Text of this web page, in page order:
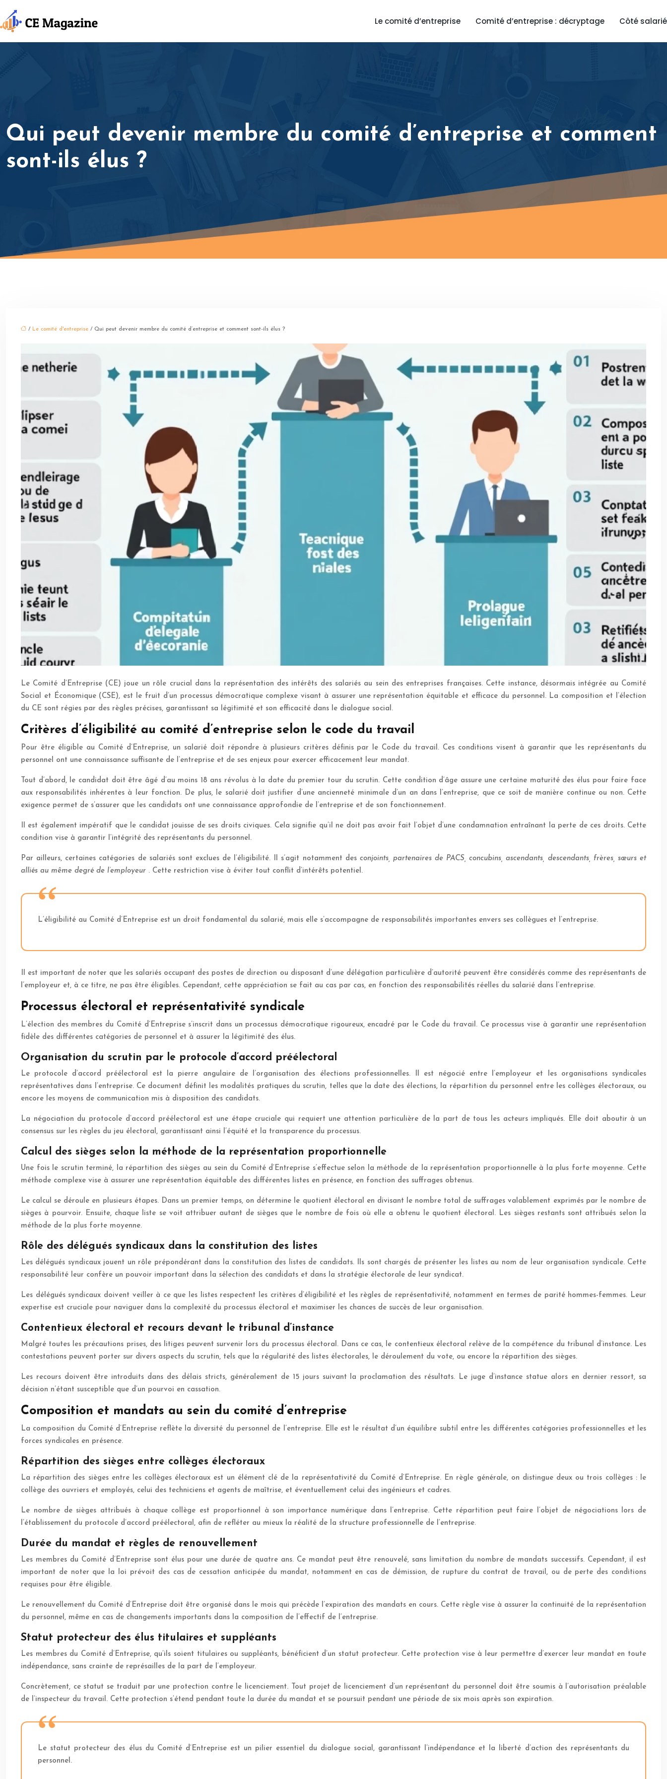
Le comité d’entreprise Comité d’entreprise : décryptage Côté salarié
Qui peut devenir membre du comité d’entreprise et comment
sont-ils élus ?
/ Le comité d'entreprise / Qui peut devenir membre du comité d’entreprise et comment sont-ils élus ?
Le Comité d’Entreprise (CE) joue un rôle crucial dans la représentation des intérêts des salariés au sein des entreprises françaises. Cette instance, désormais intégrée au Comité
Social et Économique (CSE), est le fruit d’un processus démocratique complexe visant à assurer une représentation équitable et efficace du personnel. La composition et l’élection
du CE sont régies par des règles précises, garantissant sa légitimité et son efficacité dans le dialogue social.
Critères d’éligibilité au comité d’entreprise selon le code du travail
Pour être éligible au Comité d’Entreprise, un salarié doit répondre à plusieurs critères définis par le Code du travail. Ces conditions visent à garantir que les représentants du
personnel ont une connaissance suffisante de l’entreprise et de ses enjeux pour exercer efficacement leur mandat.
Tout d’abord, le candidat doit être âgé d’au moins 18 ans révolus à la date du premier tour du scrutin. Cette condition d’âge assure une certaine maturité des élus pour faire face
aux responsabilités inhérentes à leur fonction. De plus, le salarié doit justifier d’une ancienneté minimale d’un an dans l’entreprise, que ce soit de manière continue ou non. Cette
exigence permet de s’assurer que les candidats ont une connaissance approfondie de l’entreprise et de son fonctionnement.
Il est également impératif que le candidat jouisse de ses droits civiques. Cela signifie qu’il ne doit pas avoir fait l’objet d’une condamnation entraînant la perte de ces droits. Cette
condition vise à garantir l’intégrité des représentants du personnel.
Par ailleurs, certaines catégories de salariés sont exclues de l’éligibilité. Il s’agit notamment des conjoints, partenaires de PACS, concubins, ascendants, descendants, frères, sœurs et
alliés au même degré de l’employeur . Cette restriction vise à éviter tout conflit d’intérêts potentiel.
L’éligibilité au Comité d’Entreprise est un droit fondamental du salarié, mais elle s’accompagne de responsabilités importantes envers ses collègues et l’entreprise.
Il est important de noter que les salariés occupant des postes de direction ou disposant d’une délégation particulière d’autorité peuvent être considérés comme des représentants de
l’employeur et, à ce titre, ne pas être éligibles. Cependant, cette appréciation se fait au cas par cas, en fonction des responsabilités réelles du salarié dans l’entreprise.
Processus électoral et représentativité syndicale
L’élection des membres du Comité d’Entreprise s’inscrit dans un processus démocratique rigoureux, encadré par le Code du travail. Ce processus vise à garantir une représentation
fidèle des différentes catégories de personnel et à assurer la légitimité des élus.
Organisation du scrutin par le protocole d’accord préélectoral
Le protocole d’accord préélectoral est la pierre angulaire de l’organisation des élections professionnelles. Il est négocié entre l’employeur et les organisations syndicales
représentatives dans l’entreprise. Ce document définit les modalités pratiques du scrutin, telles que la date des élections, la répartition du personnel entre les collèges électoraux, ou
encore les moyens de communication mis à disposition des candidats.
La négociation du protocole d’accord préélectoral est une étape cruciale qui requiert une attention particulière de la part de tous les acteurs impliqués. Elle doit aboutir à un
consensus sur les règles du jeu électoral, garantissant ainsi l’équité et la transparence du processus.
Calcul des sièges selon la méthode de la représentation proportionnelle
Une fois le scrutin terminé, la répartition des sièges au sein du Comité d’Entreprise s’effectue selon la méthode de la représentation proportionnelle à la plus forte moyenne. Cette
méthode complexe vise à assurer une représentation équitable des différentes listes en présence, en fonction des suffrages obtenus.
Le calcul se déroule en plusieurs étapes. Dans un premier temps, on détermine le quotient électoral en divisant le nombre total de suffrages valablement exprimés par le nombre de
sièges à pourvoir. Ensuite, chaque liste se voit attribuer autant de sièges que le nombre de fois où elle a obtenu le quotient électoral. Les sièges restants sont attribués selon la
méthode de la plus forte moyenne.
Rôle des délégués syndicaux dans la constitution des listes
Les délégués syndicaux jouent un rôle prépondérant dans la constitution des listes de candidats. Ils sont chargés de présenter les listes au nom de leur organisation syndicale. Cette
responsabilité leur confère un pouvoir important dans la sélection des candidats et dans la stratégie électorale de leur syndicat.
Les délégués syndicaux doivent veiller à ce que les listes respectent les critères d’éligibilité et les règles de représentativité, notamment en termes de parité hommes-femmes. Leur
expertise est cruciale pour naviguer dans la complexité du processus électoral et maximiser les chances de succès de leur organisation.
Contentieux électoral et recours devant le tribunal d’instance
Malgré toutes les précautions prises, des litiges peuvent survenir lors du processus électoral. Dans ce cas, le contentieux électoral relève de la compétence du tribunal d’instance. Les
contestations peuvent porter sur divers aspects du scrutin, tels que la régularité des listes électorales, le déroulement du vote, ou encore la répartition des sièges.
Les recours doivent être introduits dans des délais stricts, généralement de 15 jours suivant la proclamation des résultats. Le juge d’instance statue alors en dernier ressort, sa
décision n’étant susceptible que d’un pourvoi en cassation.
Composition et mandats au sein du comité d’entreprise
La composition du Comité d’Entreprise reflète la diversité du personnel de l’entreprise. Elle est le résultat d’un équilibre subtil entre les différentes catégories professionnelles et les
forces syndicales en présence.
Répartition des sièges entre collèges électoraux
La répartition des sièges entre les collèges électoraux est un élément clé de la représentativité du Comité d’Entreprise. En règle générale, on distingue deux ou trois collèges : le
collège des ouvriers et employés, celui des techniciens et agents de maîtrise, et éventuellement celui des ingénieurs et cadres.
Le nombre de sièges attribués à chaque collège est proportionnel à son importance numérique dans l’entreprise. Cette répartition peut faire l’objet de négociations lors de
l’établissement du protocole d’accord préélectoral, afin de refléter au mieux la réalité de la structure professionnelle de l’entreprise.
Durée du mandat et règles de renouvellement
Les membres du Comité d’Entreprise sont élus pour une durée de quatre ans. Ce mandat peut être renouvelé, sans limitation du nombre de mandats successifs. Cependant, il est
important de noter que la loi prévoit des cas de cessation anticipée du mandat, notamment en cas de démission, de rupture du contrat de travail, ou de perte des conditions
requises pour être éligible.
Le renouvellement du Comité d’Entreprise doit être organisé dans le mois qui précède l’expiration des mandats en cours. Cette règle vise à assurer la continuité de la représentation
du personnel, même en cas de changements importants dans la composition de l’effectif de l’entreprise.
Statut protecteur des élus titulaires et suppléants
Les membres du Comité d’Entreprise, qu’ils soient titulaires ou suppléants, bénéficient d’un statut protecteur. Cette protection vise à leur permettre d’exercer leur mandat en toute
indépendance, sans crainte de représailles de la part de l’employeur.
Concrètement, ce statut se traduit par une protection contre le licenciement. Tout projet de licenciement d’un représentant du personnel doit être soumis à l’autorisation préalable
de l’inspecteur du travail. Cette protection s’étend pendant toute la durée du mandat et se poursuit pendant une période de six mois après son expiration.
Le statut protecteur des élus du Comité d’Entreprise est un pilier essentiel du dialogue social, garantissant l’indépendance et la liberté d’action des représentants du
personnel.